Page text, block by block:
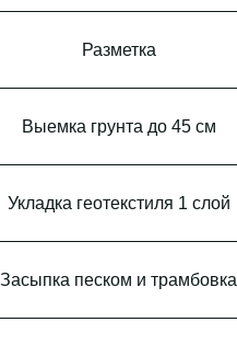
Разметка
Выемка грунта до 45 см
Укладка геотекстиля 1 слой
Засыпка песком и трамбовка